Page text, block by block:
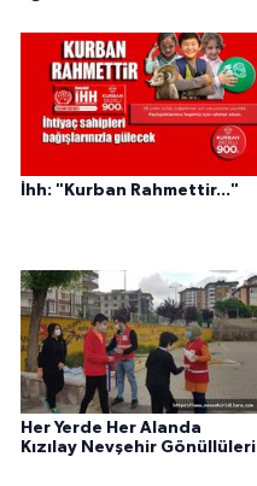
İhh: "Kurban Rahmettir..."
Her Yerde Her Alanda
Kızılay Nevşehir Gönüllüleri